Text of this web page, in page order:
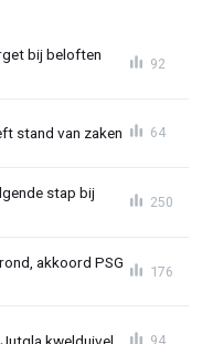
bij beloften
92
stand van zaken 64
stap bij
250
akkoord PSG
176
kwelduivel 94